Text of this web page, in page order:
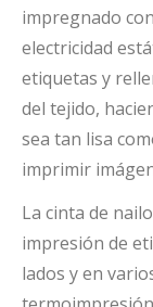
impregnado
electricidad
etiquetas y
del tejido,
sea tan lisa
imprimir
La cinta de
impresión de
lados y en